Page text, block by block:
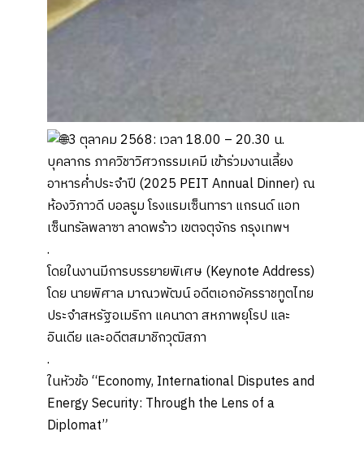
3 ตุลาคม 2568: เวลา 18.00 – 20.30 น.
บุคลากร ภาควิชาวิศวกรรมเคมี เข้าร่วมงานเลี้ยง
อาหารค่ำประจำปี (2025 PEIT Annual Dinner) ณ
ห้องวิภาวดี บอลรูม โรงแรมเซ็นทารา แกรนด์ แอท
เซ็นทรัลพลาซา ลาดพร้าว เขตจตุจักร กรุงเทพฯ
.
โดยในงานมีการบรรยายพิเศษ (Keynote Address)
โดย นายพิศาล มาณวพัฒน์ อดีตเอกอัครราชทูตไทย
ประจำสหรัฐอเมริกา แคนาดา สหภาพยุโรป และ
อินเดีย และอดีตสมาชิกวุฒิสภา
.
ในหัวข้อ “Economy, International Disputes and
Energy Security: Through the Lens of a
Diplomat”